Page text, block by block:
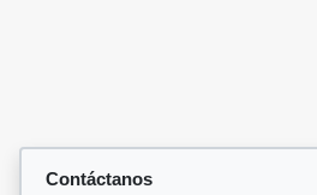
Contáctanos